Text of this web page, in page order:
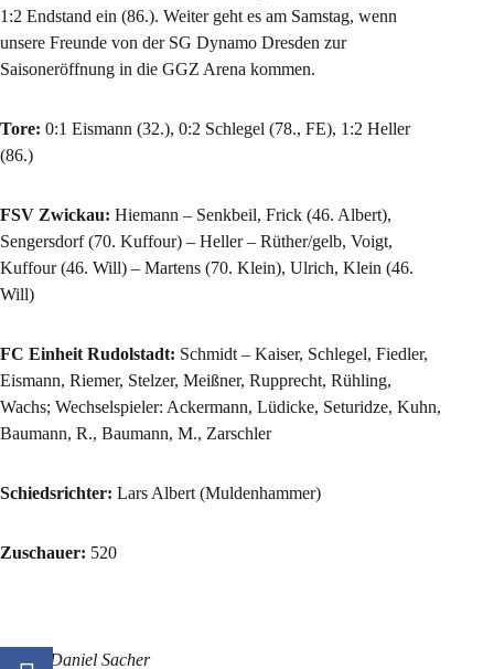
1:2 Endstand ein (86.). Weiter geht es am Samstag, wenn
unsere Freunde von der SG Dynamo Dresden zur
Saisoneröffnung in die GGZ Arena kommen.
Tore: 0:1 Eismann (32.), 0:2 Schlegel (78., FE), 1:2 Heller
(86.)
FSV Zwickau: Hiemann – Senkbeil, Frick (46. Albert),
Sengersdorf (70. Kuffour) – Heller – Rüther/gelb, Voigt,
Kuffour (46. Will) – Martens (70. Klein), Ulrich, Klein (46.
Will)
FC Einheit Rudolstadt: Schmidt – Kaiser, Schlegel, Fiedler,
Eismann, Riemer, Stelzer, Meißner, Rupprecht, Rühling,
Wachs; Wechselspieler: Ackermann, Lüdicke, Seturidze, Kuhn,
Baumann, R., Baumann, M., Zarschler
Schiedsrichter: Lars Albert (Muldenhammer)
Zuschauer: 520
Fotos: Daniel Sacher